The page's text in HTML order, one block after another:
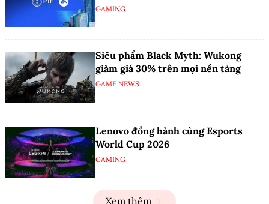
GAMING
Siêu phẩm Black Myth: Wukong
giảm giá 30% trên mọi nền tảng
GAME NEWS
Lenovo đồng hành cùng Esports
World Cup 2026
GAMING
Xem thêm